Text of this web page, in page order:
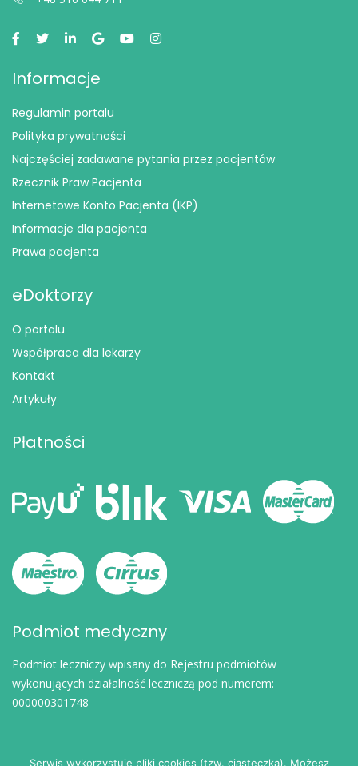
Informacje
Regulamin portalu
Polityka prywatności
Najczęściej zadawane pytania przez pacjentów
Rzecznik Praw Pacjenta
Internetowe Konto Pacjenta (IKP)
Informacje dla pacjenta
Prawa pacjenta
eDoktorzy
O portalu
Współpraca dla lekarzy
Kontakt
Artykuły
Płatności
Podmiot medyczny
Podmiot leczniczy wpisany do Rejestru podmiotów
wykonujących działalność leczniczą pod numerem:
000000301748
Serwis wykorzystuje pliki cookies (tzw. ciasteczka). Możesz